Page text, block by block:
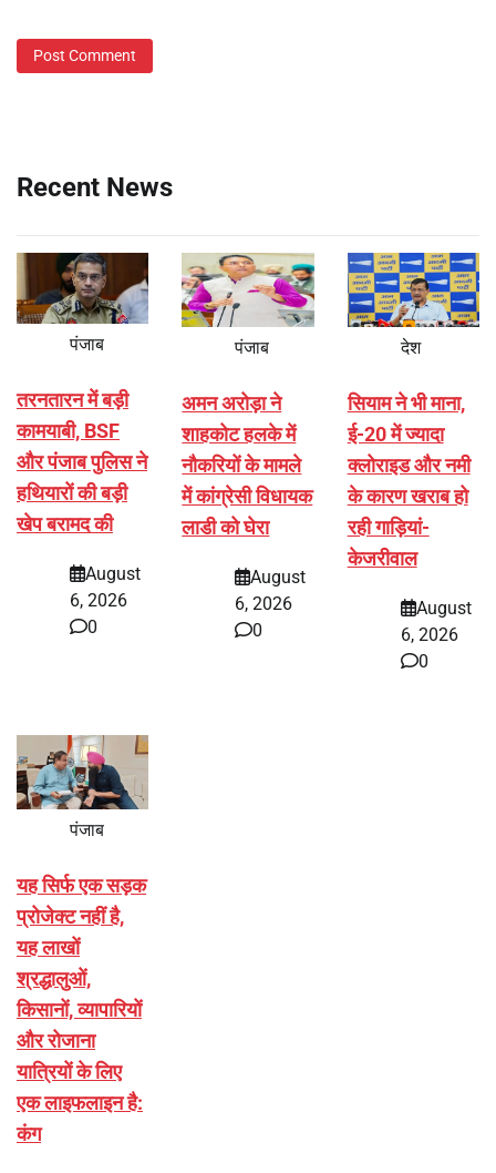
Recent News
पंजाब
तरनतारन में बड़ी
कामयाबी, BSF
और पंजाब पुलिस ने
हथियारों की बड़ी
खेप बरामद की
August
6, 2026
0
पंजाब
अमन अरोड़ा ने
शाहकोट हलके में
नौकरियों के मामले
में कांग्रेसी विधायक
लाडी को घेरा
August
6, 2026
0
देश
सियाम ने भी माना,
ई-20 में ज्यादा
क्लोराइड और नमी
के कारण खराब हो
रही गाड़ियां-
केजरीवाल
August
6, 2026
0
पंजाब
यह सिर्फ एक सड़क
प्रोजेक्ट नहीं है,
यह लाखों
श्रद्धालुओं,
किसानों, व्यापारियों
और रोजाना
यात्रियों के लिए
एक लाइफलाइन है:
कंग